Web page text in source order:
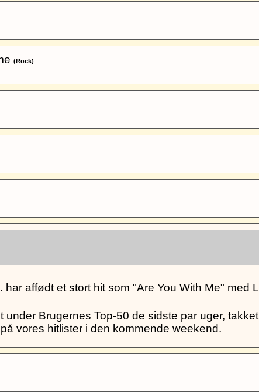
(Rock)
affødt et stort hit som "Are You With Me" med
Brugernes Top-50 de sidste par uger,
vores hitlister i den kommende weekend.